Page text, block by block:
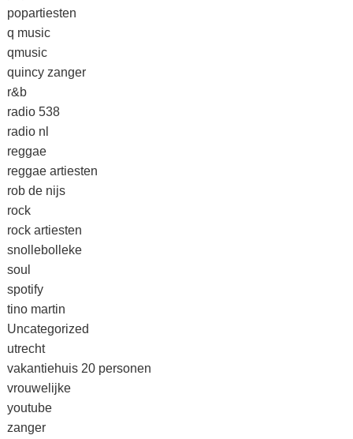
popartiesten
q music
qmusic
quincy zanger
r&b
radio 538
radio nl
reggae
reggae artiesten
rob de nijs
rock
rock artiesten
snollebolleke
soul
spotify
tino martin
Uncategorized
utrecht
vakantiehuis 20 personen
vrouwelijke
youtube
zanger